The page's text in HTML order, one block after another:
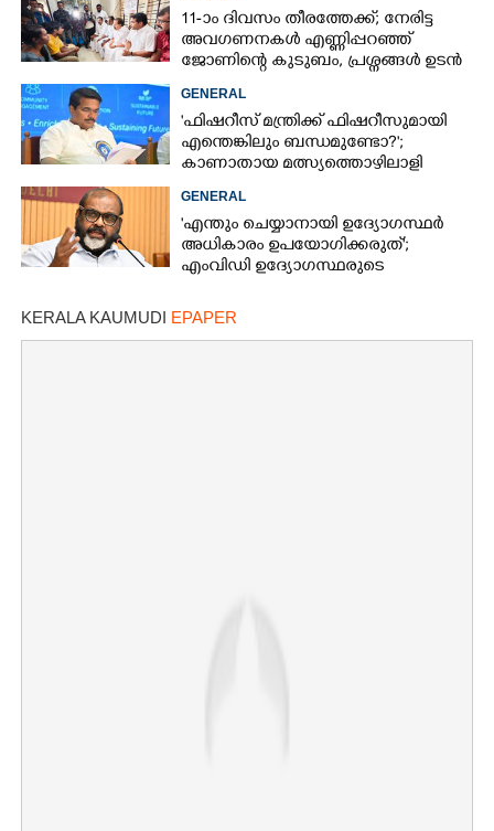
11-ാം ദിവസം തീരത്തേക്ക്; നേരിട്ട
അവഗണനകൾ എണ്ണിപ്പറഞ്ഞ്
ജോണിന്റെ കുടുബം,​ പ്രശ്നങ്ങൾ ഉടൻ
പരിഹരിക്കുമെന്ന് മന്ത്രിമാർ
GENERAL
'ഫിഷറീസ് മന്ത്രിക്ക് ഫിഷറീസുമായി
എന്തെങ്കിലും ബന്ധമുണ്ടോ?';
കാണാതായ മത്സ്യത്തൊഴിലാളി
ജോണിന്റെ മകൾ
GENERAL
'എന്തും ചെയ്യാനായി ഉദ്യോഗസ്ഥർ
അധികാരം ഉപയോഗിക്കരുത്';
എംവിഡി ഉദ്യോഗസ്ഥരുടെ
KERALA KAUMUDI EPAPER